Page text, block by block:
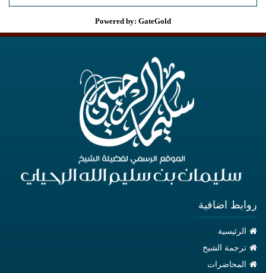
Powered by: GateGold
روابط اضافية
الرئيسية
ترجمة الشيخ
المحاضرات